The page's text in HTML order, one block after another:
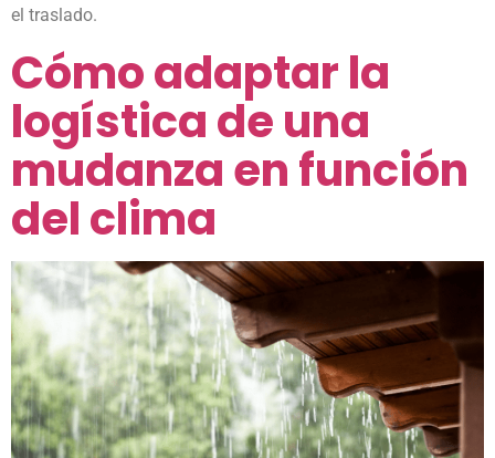
el traslado.
Cómo adaptar la
logística de una
mudanza en función
del clima